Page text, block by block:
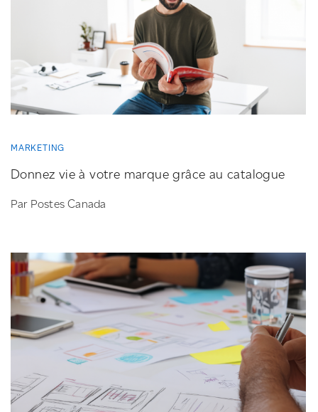
MARKETING
Donnez vie à votre marque grâce au catalogue
Par Postes Canada